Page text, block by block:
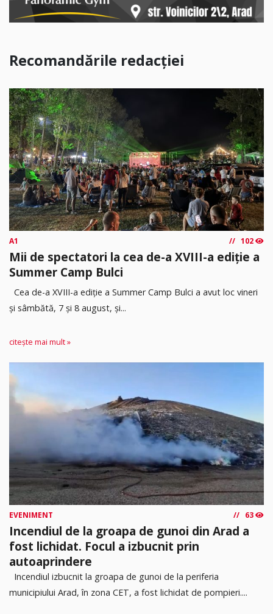
Recomandările redacției
A1 102
Mii de spectatori la cea de-a XVIII-a ediție a
Summer Camp Bulci
Cea de-a XVIII-a ediție a Summer Camp Bulci a avut loc vineri
și sâmbătă, 7 și 8 august, și...
citește mai mult »
EVENIMENT 63
Incendiul de la groapa de gunoi din Arad a
fost lichidat. Focul a izbucnit prin
autoaprindere
Incendiul izbucnit la groapa de gunoi de la periferia
municipiului Arad, în zona CET, a fost lichidat de pompieri....